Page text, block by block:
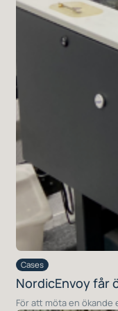
Cases
NordicEnvoy får
För att möta en